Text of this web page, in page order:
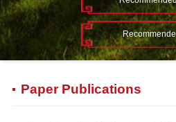
Paper Publications